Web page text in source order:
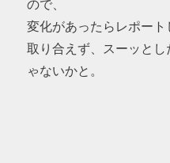
ので、
変化があったらレポート
取り合えず、スーッと
ゃないかと。